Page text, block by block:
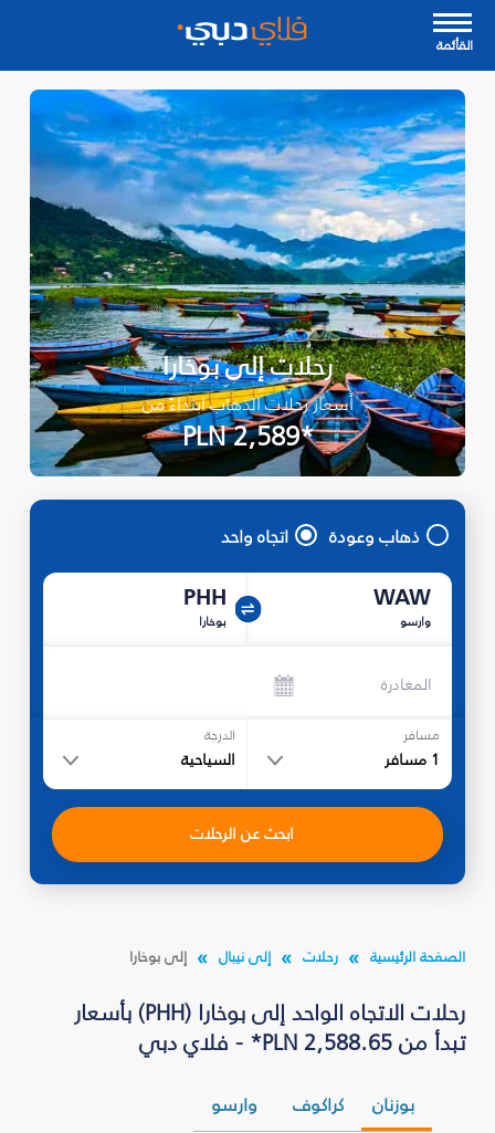
القأئمة
رحلات إلى بوخارا
أسعار رحلات الذهاب ابتداءً من
*PLN 2,589
ذهاب وعودة اتجاه واحد
WAW
وارسو
PHH
بوخارا
المغادرة
مسافر
1 مسافر
الدرجة
السياحية
ابحث عن الرحلات
الصفحة الرئيسية رحلات إلى نيبال إلى بوخارا
رحلات الاتجاه الواحد إلى بوخارا (PHH) بأسعار
تبدأ من PLN 2,588.65* - فلاي دبي
بوزنان كراكوف وارسو